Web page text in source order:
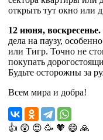
открыть тут окно или
12 июня, воскресенье.
дела на паузу,
или Тигр. Точно не
покупать
Будьте осторожны за
Всем мира и добра!
👍 😲 😍 🥳 🧡 😄 🙏